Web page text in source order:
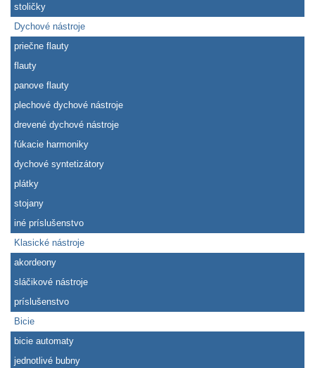
stoličky
Dychové nástroje
priečne flauty
flauty
panove flauty
plechové dychové nástroje
drevené dychové nástroje
fúkacie harmoniky
dychové syntetizátory
plátky
stojany
iné príslušenstvo
Klasické nástroje
akordeony
sláčikové nástroje
príslušenstvo
Bicie
bicie automaty
jednotlivé bubny